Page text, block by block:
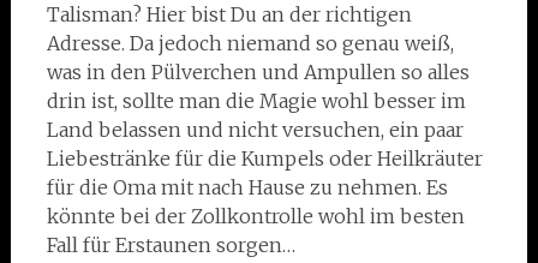
Talisman? Hier bist Du an der richtigen
Adresse. Da jedoch niemand so genau weiß,
was in den Pülverchen und Ampullen so alles
drin ist, sollte man die Magie wohl besser im
Land belassen und nicht versuchen, ein paar
Liebestränke für die Kumpels oder Heilkräuter
für die Oma mit nach Hause zu nehmen. Es
könnte bei der Zollkontrolle wohl im besten
Fall für Erstaunen sorgen…